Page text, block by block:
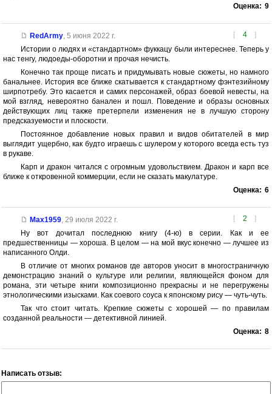
Оценка: 9
[ 4 ]
RedArmy, 5 июня 2022 г.
Истории о людях и «стандартном» фуккацу были интереснее. Теперь у
нас тенгу, людоеды-оборотни и прочая нечисть.
Конечно так проще писать и придумывать новые сюжеты, но намного
банальнее. История все ближе скатывается к стандартному фэнтезийному
ширпотребу. Это касается и самих персонажей, образ боевой невесты, на
мой взгляд, невероятно банален и пошл. Поведение и образы основных
действующих лиц также претерпели изменения не в лучшую сторону
предсказуемости и плоскости.
Постоянное добавление новых правил и видов обитателей в мир
выглядит ущербно, как будто играешь с шулером у которого всегда есть туз
в рукаве.
Карп и дракон читался с огромным удовольствием. Дракон и карп все
ближе к откровенной коммерции, если не сказать макулатуре.
Оценка: 6
[ 2 ]
Max1959, 29 июля 2022 г.
Ну вот дочитал последнюю книгу (4-ю) в серии. Как и ее
предшественницы — хороша. В целом — на мой вкус конечно — лучшее из
написанного Олди.
В отличие от многих романов где авторов уносит в многостраничную
демонстрацию знаний о культуре или религии, являющейся фоном для
романа, эти четыре книги композиционно прекрасны и не перегружены
этнологическими изысками. Как соевого соуса к японскому рису — чуть-чуть.
Так что стоит читать. Крепкие сюжеты с хорошей — по правилам
созданной реальности — детективной линией.
Оценка: 8
Написать отзыв: